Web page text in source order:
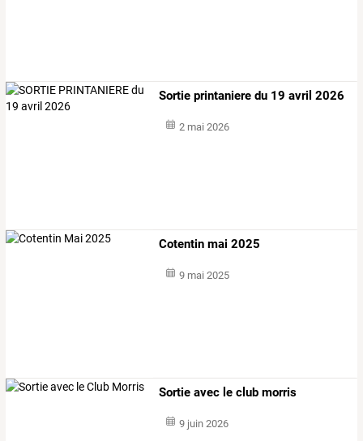
Sortie printaniere du 19 avril 2026
2 mai 2026
Cotentin mai 2025
9 mai 2025
Sortie avec le club morris
9 juin 2026